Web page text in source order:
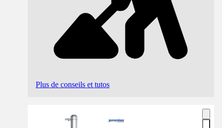
Plus de conseils et tutos